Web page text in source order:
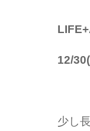
12/
少し